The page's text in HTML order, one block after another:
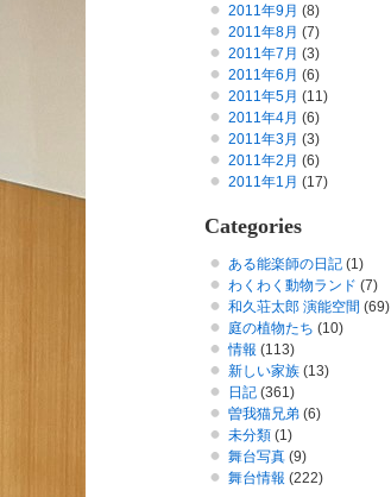
2011年9月 (8)
2011年8月 (7)
2011年7月 (3)
2011年6月 (6)
2011年5月 (11)
2011年4月 (6)
2011年3月 (3)
2011年2月 (6)
2011年1月 (17)
Categories
ある能楽師の日記 (1)
わくわく動物ランド (7)
和久荘太郎 演能空間 (69)
庭の植物たち (10)
情報 (113)
新しい家族 (13)
日記 (361)
曽我猫兄弟 (6)
未分類 (1)
舞台写真 (9)
舞台情報 (222)